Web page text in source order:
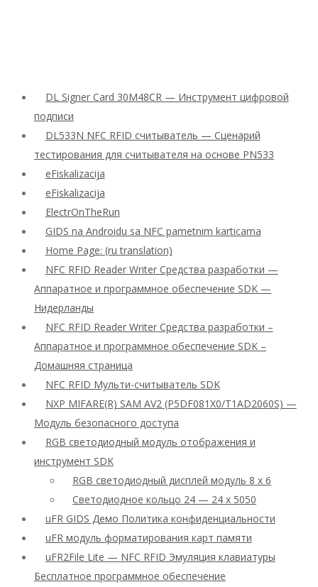
DL Signer Card 30M48CR — Инструмент цифровой
подписи
DL533N NFC RFID считыватель — Сценарий
тестирования для считывателя на основе PN533
eFiskalizacija
eFiskalizacija
ElectrOnTheRun
GIDS na Androidu sa NFC pametnim karticama
Home Page: (ru translation)
NFC RFID Reader Writer Средства разработки —
Аппаратное и программное обеспечение SDK —
Нидерланды
NFC RFID Reader Writer Средства разработки –
Аппаратное и программное обеспечение SDK –
Домашняя страница
NFC RFID Мульти-считыватель SDK
NXP MIFARE(R) SAM AV2 (P5DF081X0/T1AD2060S) —
Модуль безопасного доступа
RGB светодиодный модуль отображения и
инструмент SDK
RGB светодиодный дисплей модуль 8 x 6
Светодиодное кольцо 24 — 24 x 5050
uFR GIDS Демо Политика конфиденциальности
uFR модуль форматирования карт памяти
uFR2File Lite — NFC RFID Эмуляция клавиатуры
Бесплатное программное обеспечение